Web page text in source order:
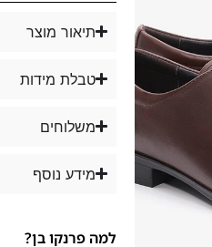
תיאור מוצר
טבלת מידות
משלוחים
מידע נוסף
למה פרנקו בן?